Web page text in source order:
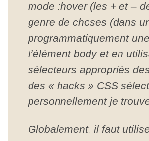
mode :hover (les + et –
genre de choses (dans
programmatiquement
l’élément body et en
sélecteurs appropriés
des « hacks » CSS
personnellement je
Globalement, il faut